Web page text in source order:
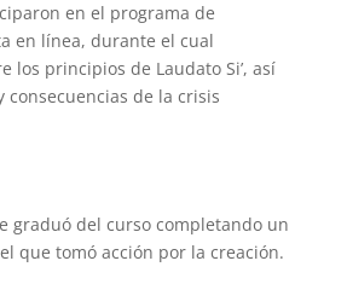
en el programa de
en línea, durante el cual
los principios de Laudato Si’, así
consecuencias de la crisis
graduó del curso completando un
que tomó acción por la creación.